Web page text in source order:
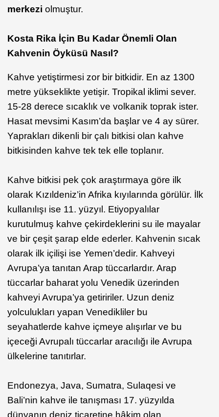
merkezi olmuştur.
Kosta Rika İçin Bu Kadar Önemli Olan
Kahvenin Öyküsü Nasıl?
Kahve yetiştirmesi zor bir bitkidir. En az 1300
metre yükseklikte yetişir. Tropikal iklimi sever.
15-28 derece sıcaklık ve volkanik toprak ister.
Hasat mevsimi Kasım’da başlar ve 4 ay sürer.
Yaprakları dikenli bir çalı bitkisi olan kahve
bitkisinden kahve tek tek elle toplanır.
Kahve bitkisi pek çok araştırmaya göre ilk
olarak Kızıldeniz’in Afrika kıyılarında görülür. İlk
kullanılışı ise 11. yüzyıl. Etiyopyalılar
kurutulmuş kahve çekirdeklerini su ile mayalar
ve bir çeşit şarap elde ederler. Kahvenin sıcak
olarak ilk içilişi ise Yemen’dedir. Kahveyi
Avrupa’ya tanıtan Arap tüccarlardır. Arap
tüccarlar baharat yolu Venedik üzerinden
kahveyi Avrupa’ya getiririler. Uzun deniz
yolculukları yapan Venedikliler bu
seyahatlerde kahve içmeye alışırlar ve bu
içeceği Avrupalı tüccarlar aracılığı ile Avrupa
ülkelerine tanıtırlar.
Endonezya, Java, Sumatra, Sulaqesi ve
Bali’nin kahve ile tanışması 17. yüzyılda
dünyanın deniz ticaretine hâkim olan